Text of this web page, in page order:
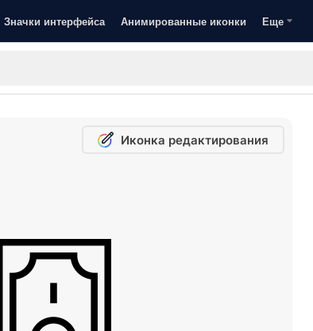
Значки интерфейса Анимированные иконки Еще
Иконка редактирования